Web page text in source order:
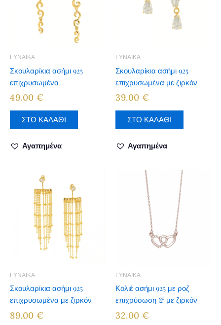
ΓΥΝΑΙΚΑ
Σκουλαρίκια ασήμι 925
επιχρυσωμένα
49.00 €
ΣΤΟ ΚΑΛΑΘΙ
Αγαπημένα
ΓΥΝΑΙΚΑ
Σκουλαρίκια ασήμι 925
επιχρυσωμένα με ζιρκόν
39.00 €
ΣΤΟ ΚΑΛΑΘΙ
Αγαπημένα
ΓΥΝΑΙΚΑ
Σκουλαρίκια ασήμι 925
επιχρυσωμένα με ζιρκόν
89.00 €
ΓΥΝΑΙΚΑ
Κολιέ ασήμι 925 με ροζ
επιχρύσωση & με ζιρκόν
32.00 €